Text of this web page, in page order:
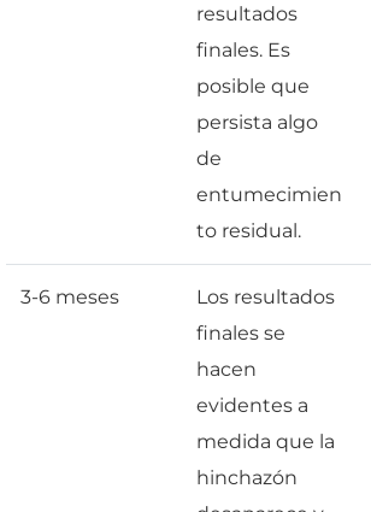
resultados
finales. Es
posible que
persista algo
de
entumecimien
to residual.
3-6 meses
Los resultados
finales se
hacen
evidentes a
medida que la
hinchazón